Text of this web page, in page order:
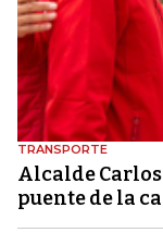
TRANSPORTE
Alcalde
puente de la